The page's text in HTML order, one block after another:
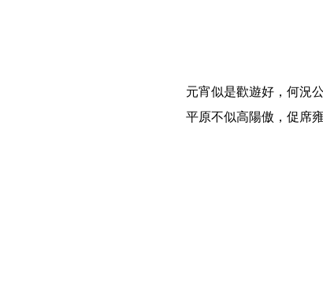
元宵似是歡遊好，何況
平原不似高陽傲，促席